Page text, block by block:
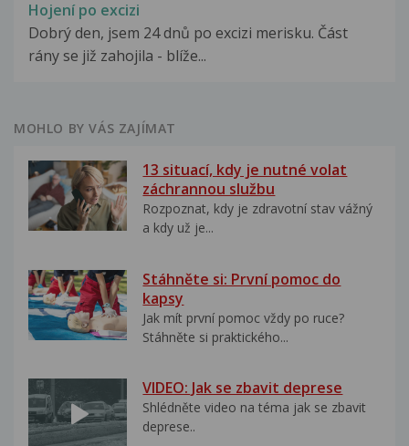
Hojení po excizi
Dobrý den, jsem 24 dnů po excizi merisku. Část
rány se již zahojila - blíže...
MOHLO BY VÁS ZAJÍMAT
13 situací, kdy je nutné volat
záchrannou službu
Rozpoznat, kdy je zdravotní stav vážný
a kdy už je...
Stáhněte si: První pomoc do
kapsy
Jak mít první pomoc vždy po ruce?
Stáhněte si praktického...
VIDEO: Jak se zbavit deprese
Shlédněte video na téma jak se zbavit
deprese..